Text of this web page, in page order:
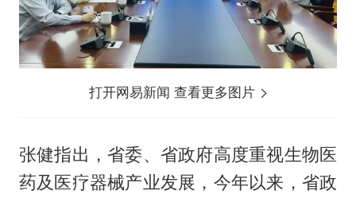
打开网易新闻 查看更多图片
张健指出，省委、省政府高度重视生物医
药及医疗器械产业发展，今年以来，省政